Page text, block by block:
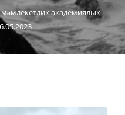
академиялық